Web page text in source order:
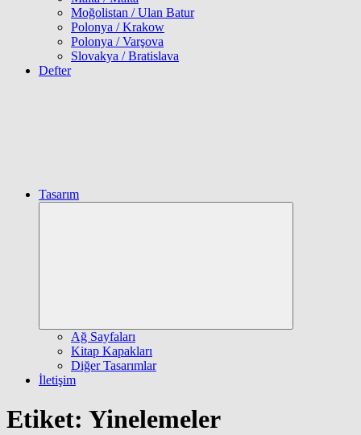
Moğolistan / Ulan Batur
Polonya / Krakow
Polonya / Varşova
Slovakya / Bratislava
Defter
Tasarım
Ağ Sayfaları
Kitap Kapakları
Diğer Tasarımlar
İletişim
Etiket: Yinelemeler